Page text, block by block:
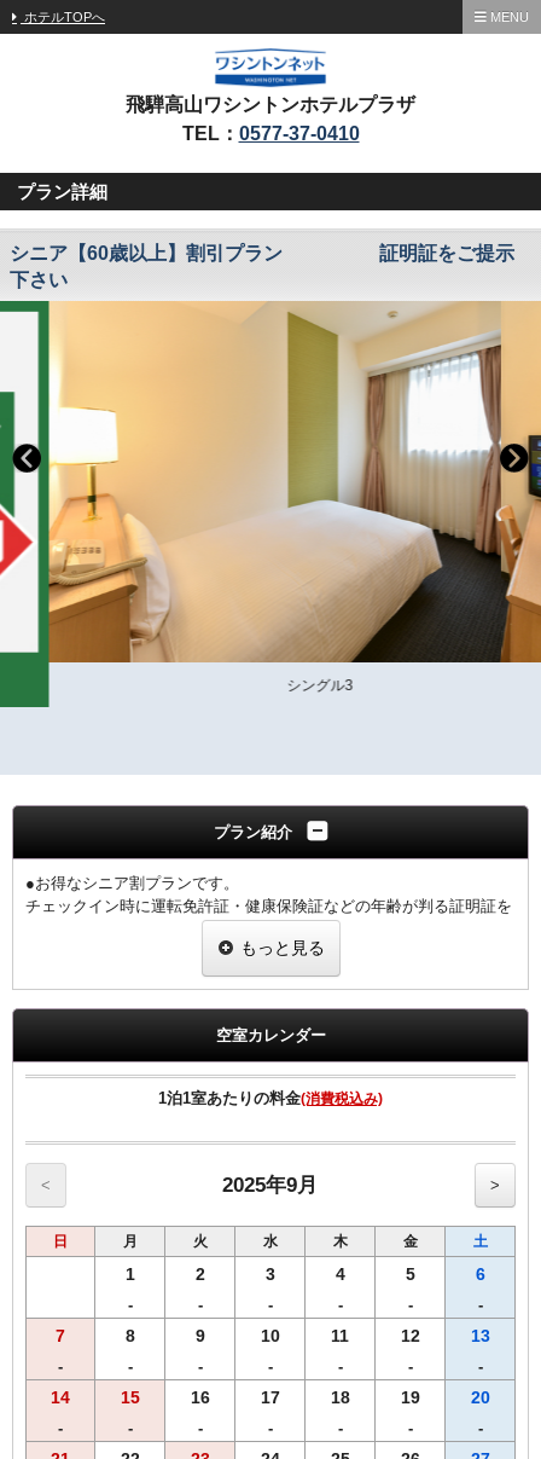
ホテルTOPへ MENU
飛騨高山ワシントンホテルプラザ
TEL： 0577-37-0410
プラン詳細
シニア【60歳以上】割引プラン 証明証をご提示
下さい
シングル3
プラン紹介
●お得なシニア割プランです。
チェックイン時に運転免許証・健康保険証などの年齢が判る証明証を
1室につき、1名様の証明証の提示をお願いします。
※提示なき場合は割引無しの料金を適用させていただきます。
・全室Ｗi－Ｆi無料接続＆加湿空気清浄機＆枕元にＵＳＢコンセント
完備。
・ご宿泊者様専用の大浴場をご利用いただけます。
もっと見る
空室カレンダー
1泊1室あたりの料金(消費税込み)
< 2025年9月 >
日 月 火 水 木 金 土
1
-
2
-
3
-
4
-
5
-
6
-
7
-
8
-
9
-
10
-
11
-
12
-
13
-
14
-
15
-
16
-
17
-
18
-
19
-
20
-